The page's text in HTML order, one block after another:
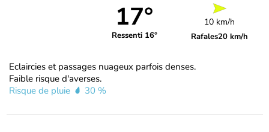
17°
Ressenti 16°
10 km/h
Rafales20 km/h
Eclaircies et passages nuageux parfois denses.
Faible risque d'averses.
Risque de pluie
30 %